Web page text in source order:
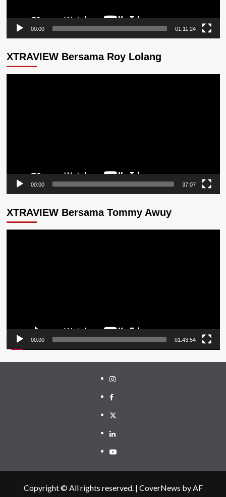
00:00 01:11:24
XTRAVIEW Bersama Roy Lolang
00:00 37:07
XTRAVIEW Bersama Tommy Awuy
00:00 01:43:54
Instagram
Facebook
Twitter
Linkedin
Youtube
Copyright © All rights reserved. | CoverNews by AF